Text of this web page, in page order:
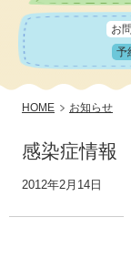
お
予
HOME お知らせ
感染症情報
2012年2月14日